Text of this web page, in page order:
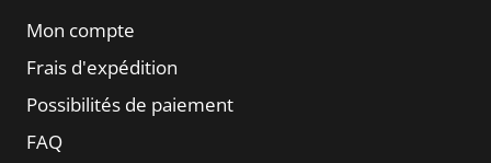
Mon compte
Frais d'expédition
Possibilités de paiement
FAQ